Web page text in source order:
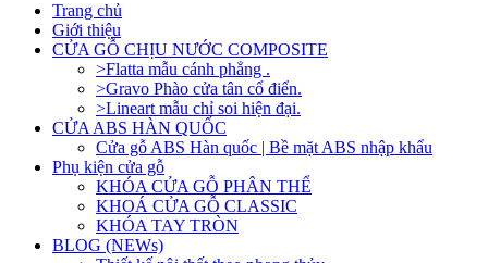
Trang chủ
Giới thiệu
CỬA GỖ CHỊU NƯỚC COMPOSITE
>Flatta mẫu cánh phẳng .
>Gravo Phào cửa tân cổ điển.
>Lineart mẫu chỉ soi hiện đại.
CỬA ABS HÀN QUỐC
Cửa gỗ ABS Hàn quốc | Bề mặt ABS nhập khẩu
Phụ kiện cửa gỗ
KHÓA CỬA GỖ PHÂN THỂ
KHOÁ CỬA GỖ CLASSIC
KHÓA TAY TRÒN
BLOG (NEWs)